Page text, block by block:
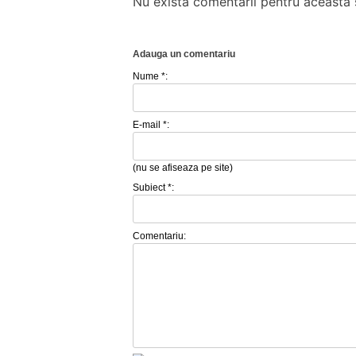
Adauga un comentariu
Nume *:
E-mail *:
(nu se afiseaza pe site)
Subiect *:
Comentariu: